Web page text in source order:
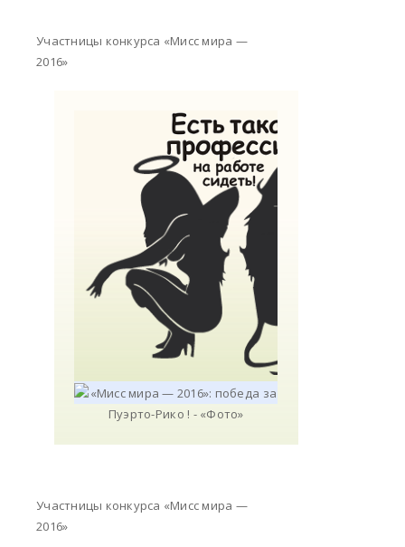
Участницы конкурса «Мисс мира —
2016»
Участницы конкурса «Мисс мира —
2016»